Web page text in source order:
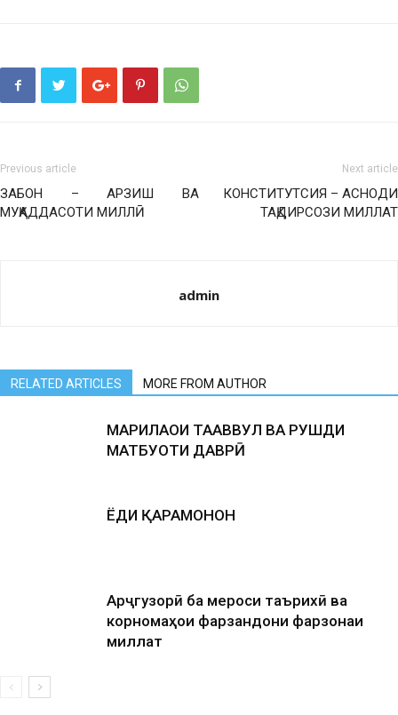
Previous article
ЗАБОН – АРЗИШ ВА
МУҚАДДАСОТИ МИЛЛӢ
Next article
КОНСТИТУТСИЯ – АСНОДИ
ТАҚДИРСОЗИ МИЛЛАТ
admin
RELATED ARTICLES MORE FROM AUTHOR
МАРҲИЛАҲОИ ТАҲАВВУЛ ВА РУШДИ
МАТБУОТИ ДАВРӢ
ЁДИ ҚАҲРАМОНОН
Арҷгузорӣ ба мероси таърихӣ ва
корномаҳои фарзандони фарзонаи
миллат